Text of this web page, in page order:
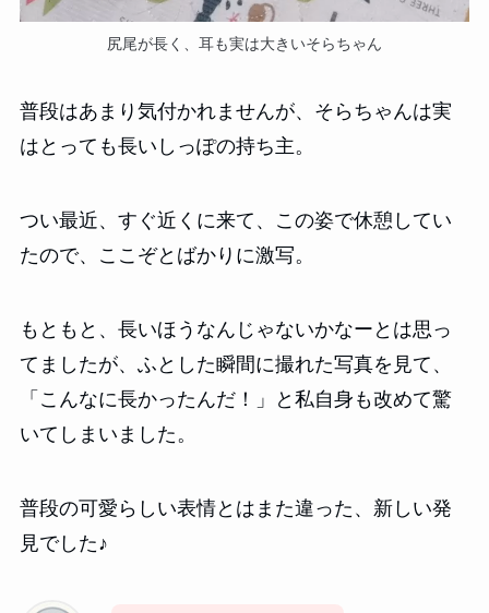
尻尾が長く、耳も実は大きいそらちゃん
普段はあまり気付かれませんが、そらちゃんは実
はとっても長いしっぽの持ち主。
つい最近、すぐ近くに来て、この姿で休憩してい
たので、ここぞとばかりに激写。
もともと、長いほうなんじゃないかなーとは思っ
てましたが、ふとした瞬間に撮れた写真を見て、
「こんなに長かったんだ！」と私自身も改めて驚
いてしまいました。
普段の可愛らしい表情とはまた違った、新しい発
見でした♪